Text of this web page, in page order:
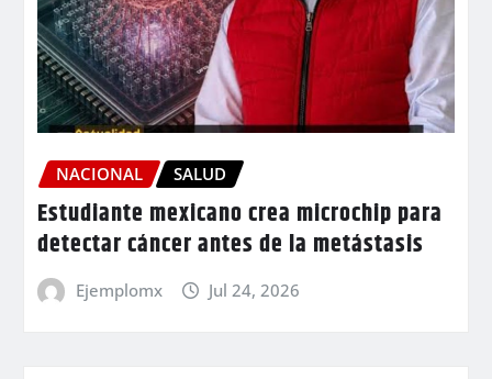
NACIONAL SALUD
Estudiante mexicano crea microchip para
detectar cáncer antes de la metástasis
Ejemplomx Jul 24, 2026